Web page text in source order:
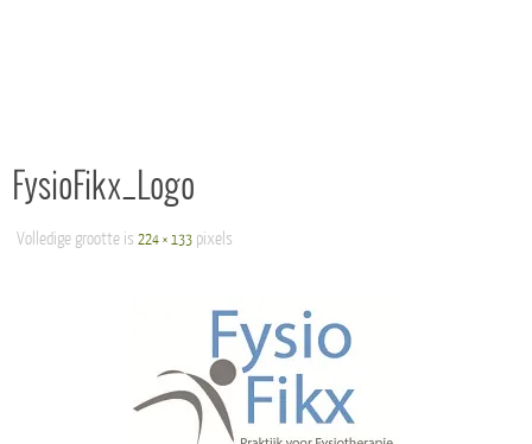
FysioFikx_Logo
Volledige grootte is 224 × 133 pixels